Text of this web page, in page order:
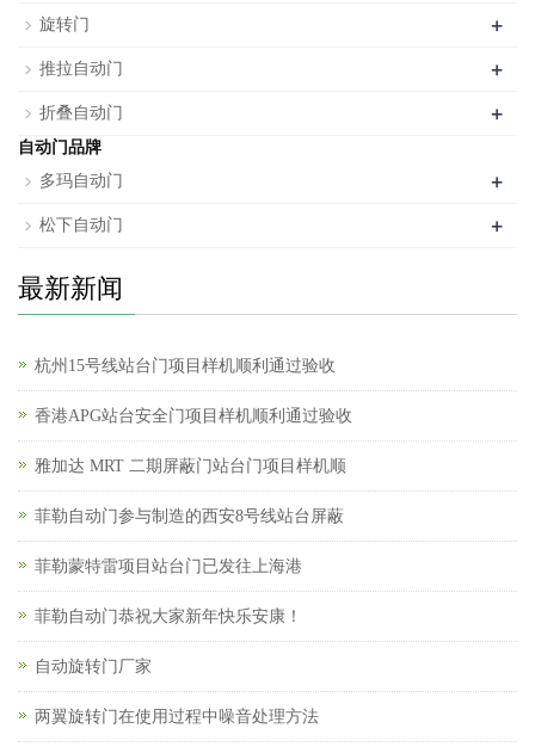
旋转门 +
推拉自动门 +
折叠自动门 +
自动门品牌
多玛自动门
+
松下自动门 +
最新新闻
杭州15号线站台门项目样机顺利通过验收
香港APG站台安全门项目样机顺利通过验收
雅加达 MRT 二期屏蔽门站台门项目样机顺
菲勒自动门参与制造的西安8号线站台屏蔽
菲勒蒙特雷项目站台门已发往上海港
菲勒自动门恭祝大家新年快乐安康！
自动旋转门厂家
两翼旋转门在使用过程中噪音处理方法